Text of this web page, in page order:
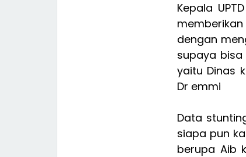
Kepala
dengan
supaya
yaitu Dinas
Dr emmi
Data
siapa pun
berupa Aib